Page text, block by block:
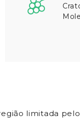
limitada